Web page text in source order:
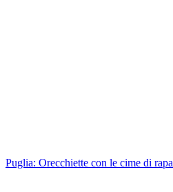
Puglia: Orecchiette con le cime di rapa